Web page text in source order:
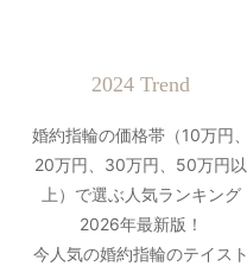
2024 Trend
婚約指輪の価格帯（10万円、
20万円、30万円、50万円以
上）で選ぶ人気ランキング
2026年最新版！
今人気の婚約指輪のテイスト